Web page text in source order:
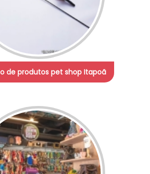
de produtos pet shop Itapoã